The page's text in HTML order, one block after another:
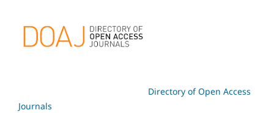
Directory of Open Access
Journals